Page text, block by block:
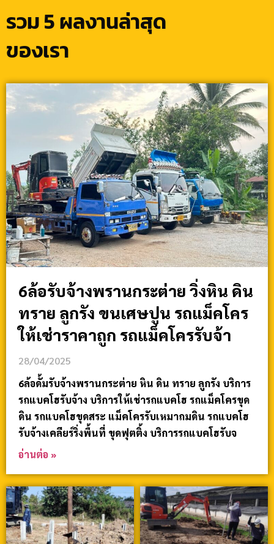
รวม 5 ผลงานล่าสุด
ของเรา
6ล้อรับจ้างพรานกระต่าย วิ่งหิน ดิน
ทราย ลูกรัง ขนเศษปูน รถแม็คโคร
ให้เช่าราคาถูก รถแม็คโครรับจ้า
28/04/2025
6ล้อดั้มรับจ้างพรานกระต่าย หิน ดิน ทราย ลูกรัง บริการ
รถแบคโฮรับจ้าง บริการให้เช่ารถแบคโฮ รถแม็คโครขุด
ดิน รถแบคโฮขุดสระ แม็คโครรับเหมาถมดิน รถแบคโฮ
รับจ้างเคลียร์ริ่งพื้นที่ ขุดฟุตติ้ง บริการรถแบคโฮรับจ
อ่านต่อ »